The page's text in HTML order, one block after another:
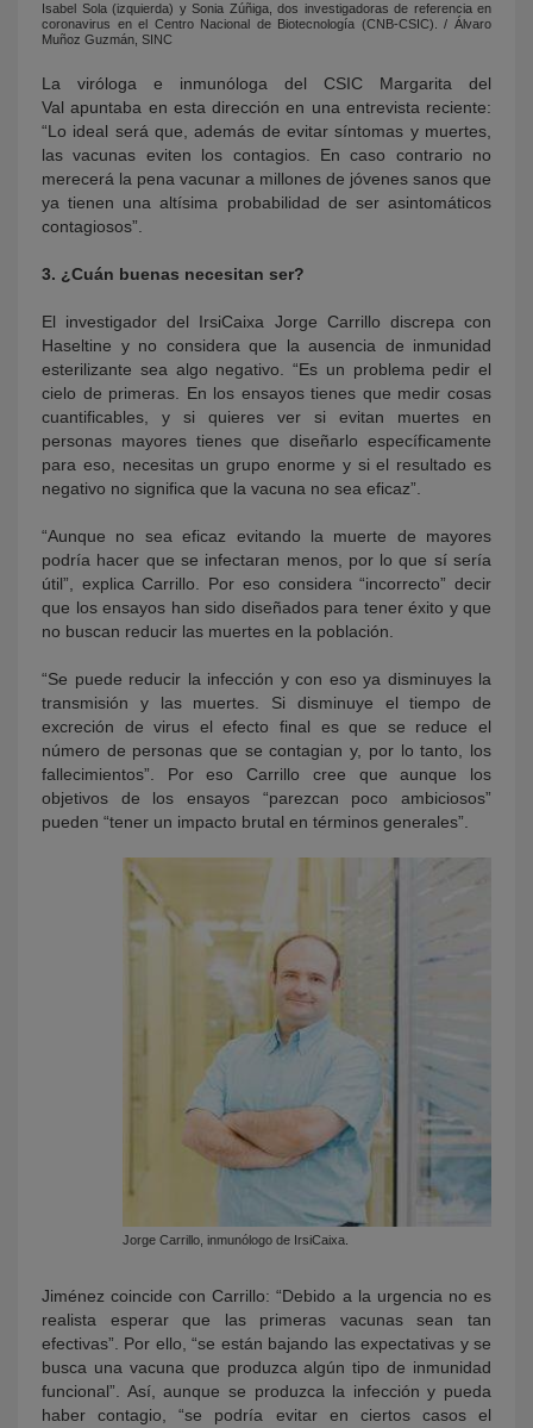
Isabel Sola (izquierda) y Sonia Zúñiga, dos investigadoras de referencia en
coronavirus en el Centro Nacional de Biotecnología (CNB-CSIC). / Álvaro
Muñoz Guzmán, SINC
La viróloga e inmunóloga del CSIC Margarita del
Val apuntaba en esta dirección en una entrevista reciente:
“Lo ideal será que, además de evitar síntomas y muertes,
las vacunas eviten los contagios. En caso contrario no
merecerá la pena vacunar a millones de jóvenes sanos que
ya tienen una altísima probabilidad de ser asintomáticos
contagiosos”.
3. ¿Cuán buenas necesitan ser?
El investigador del IrsiCaixa Jorge Carrillo discrepa con
Haseltine y no considera que la ausencia de inmunidad
esterilizante sea algo negativo. “Es un problema pedir el
cielo de primeras. En los ensayos tienes que medir cosas
cuantificables, y si quieres ver si evitan muertes en
personas mayores tienes que diseñarlo específicamente
para eso, necesitas un grupo enorme y si el resultado es
negativo no significa que la vacuna no sea eficaz”.
“Aunque no sea eficaz evitando la muerte de mayores
podría hacer que se infectaran menos, por lo que sí sería
útil”, explica Carrillo. Por eso considera “incorrecto” decir
que los ensayos han sido diseñados para tener éxito y que
no buscan reducir las muertes en la población.
“Se puede reducir la infección y con eso ya disminuyes la
transmisión y las muertes. Si disminuye el tiempo de
excreción de virus el efecto final es que se reduce el
número de personas que se contagian y, por lo tanto, los
fallecimientos”. Por eso Carrillo cree que aunque los
objetivos de los ensayos “parezcan poco ambiciosos”
pueden “tener un impacto brutal en términos generales”.
Jorge Carrillo, inmunólogo de IrsiCaixa.
Jiménez coincide con Carrillo: “Debido a la urgencia no es
realista esperar que las primeras vacunas sean tan
efectivas”. Por ello, “se están bajando las expectativas y se
busca una vacuna que produzca algún tipo de inmunidad
funcional”. Así, aunque se produzca la infección y pueda
haber contagio, “se podría evitar en ciertos casos el